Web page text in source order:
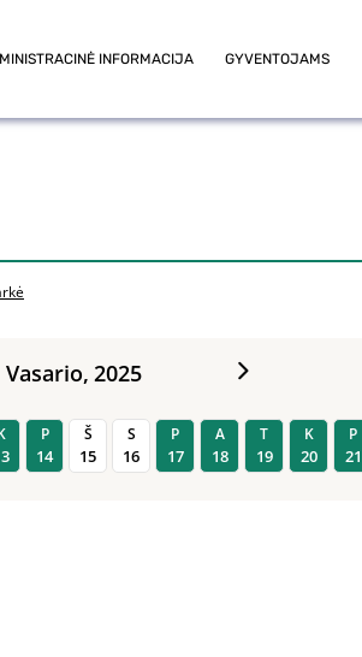
INFORMACIJA GYVENTOJAMS
Vasario, 2025
P
14
Š
15
S
16
P
17
A
18
T
19
K
20
P
21